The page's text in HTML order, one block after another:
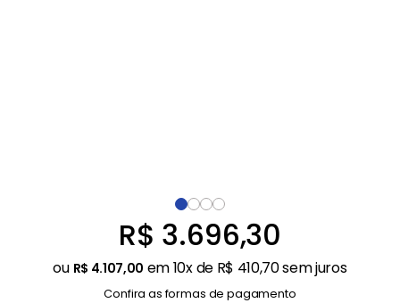
R$ 3.696,30
ou R$ 4.107,00 em10x de R$ 410,70sem juros
Confira as formas de pagamento